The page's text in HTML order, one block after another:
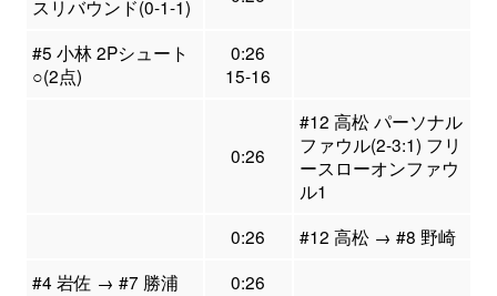
スリバウンド(0-1-1)
#5 小林 2Pシュート
○(2点)
0:26
15-16
0:26
#12 高松 パーソナル
ファウル(2-3:1) フリ
ースローオンファウ
ル1
0:26
#12 高松 → #8 野崎
#4 岩佐 → #7 勝浦
0:26